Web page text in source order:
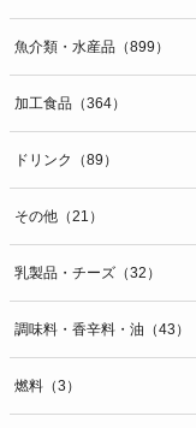
魚介類・水産品（899）
加工食品（364）
ドリンク（89）
その他（21）
乳製品・チーズ（32）
調味料・香辛料・油（43）
燃料（3）